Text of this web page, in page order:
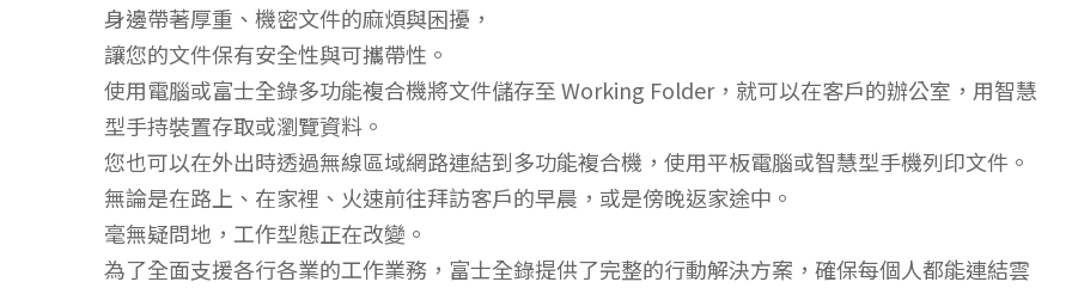
身邊帶著厚重、機密文件的麻煩與困擾，
讓您的文件保有安全性與可攜帶性。
使用電腦或富士全錄多功能複合機將文件儲存至 Working Folder，就可以在客戶的辦公室，用智慧
型手持裝置存取或瀏覽資料。
您也可以在外出時透過無線區域網路連結到多功能複合機，使用平板電腦或智慧型手機列印文件。
無論是在路上、在家裡、火速前往拜訪客戶的早晨，或是傍晚返家途中。
毫無疑問地，工作型態正在改變。
為了全面支援各行各業的工作業務，富士全錄提供了完整的行動解決方案，確保每個人都能連結雲